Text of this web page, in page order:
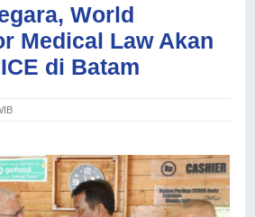
World
Medical Law Akan
di Batam